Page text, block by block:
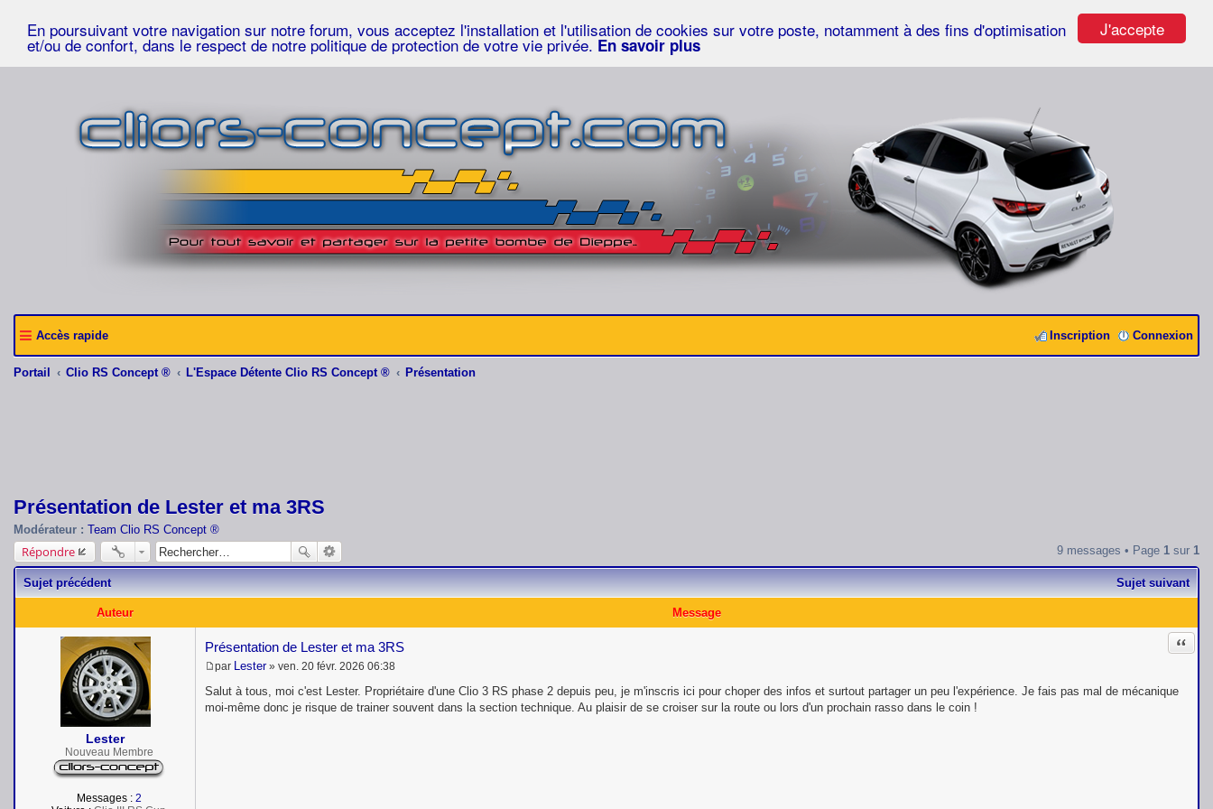
J'accepte
En poursuivant votre navigation sur notre forum, vous acceptez l'installation et l'utilisation de cookies sur votre poste, notamment à des fins d'optimisation
et/ou de confort, dans le respect de notre politique de protection de votre vie privée. En savoir plus
Accès rapide Connexion
Inscription
Portail Clio RS Concept ® L'Espace Détente Clio RS Concept ® Présentation
Présentation de Lester et ma 3RS
Modérateur : Team Clio RS Concept ®
Répondre 9 messages • Page 1 sur 1
Sujet précédent Sujet suivant
Auteur Message
Lester
Nouveau Membre
Messages : 2
Présentation de Lester et ma 3RS
M
e
s
par Lester» ven. 20 févr. 2026 06:38
Salut à tous, moi c'est Lester. Propriétaire d'une Clio 3 RS phase 2 depuis peu, je m'inscris ici pour choper des infos et surtout partager un peu l'expérience. Je fais pas mal de mécanique
moi-même donc je risque de trainer souvent dans la section technique. Au plaisir de se croiser sur la route ou lors d'un prochain rasso dans le coin !